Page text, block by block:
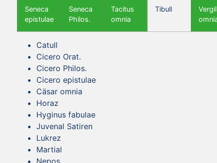
Seneca
epistulae
Seneca
Philos.
Tacitus
omnia
Tibull
Vergil
Catull
Cicero Orat.
Cicero Philos.
Cicero epistulae
Cäsar omnia
Horaz
Hyginus fabulae
Juvenal Satiren
Lukrez
Martial
Nepos